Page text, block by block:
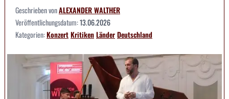
Geschrieben vonALEXANDER WALTHER
Veröffentlichungsdatum:13.06.2026
Kategorien:KonzertKritikenLänderDeutschland